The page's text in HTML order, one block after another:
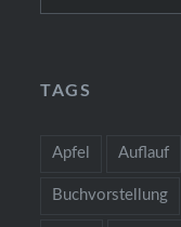
TAGS
Apfel Auflauf
Buchvorstellung